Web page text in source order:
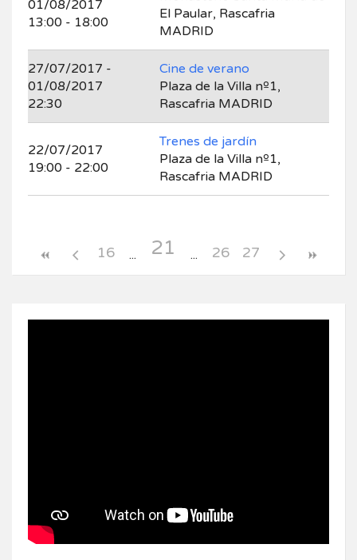
01/08/2017
13:00 - 18:00
El Paular, Rascafria
MADRID
27/07/2017 -
01/08/2017
22:30
Cine de verano
Plaza de la Villa nº1,
Rascafria MADRID
22/07/2017
19:00 - 22:00
Trenes de jardín
Plaza de la Villa nº1,
Rascafria MADRID
16 21 26 27